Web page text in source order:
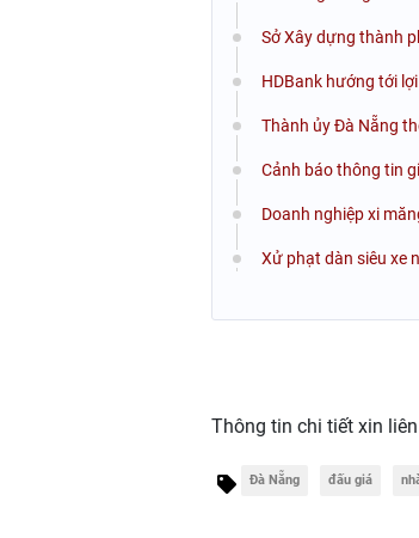
Sở Xây dựng thành
HDBank hướng tới
Thành ủy Đà Nẵng
Cảnh báo thông tin
Doanh nghiệp xi
Xử phạt dàn siêu xe
Thông tin chi tiết xin
Đà Nẵng đấu giá